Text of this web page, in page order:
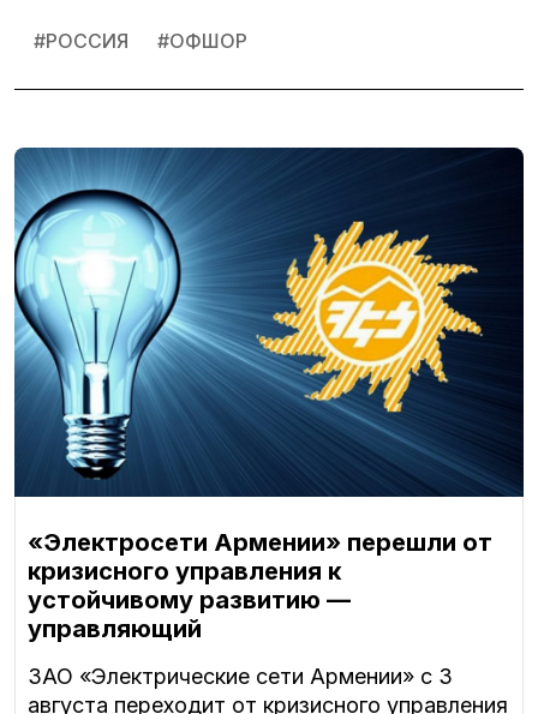
#РОССИЯ #ОФШОР
«Электросети Армении» перешли от
кризисного управления к
устойчивому развитию —
управляющий
ЗАО «Электрические сети Армении» с 3
августа переходит от кризисного управления